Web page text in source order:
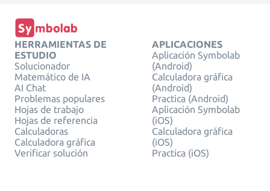
HERRAMIENTAS DE
ESTUDIO
Solucionador
Matemático de IA
AI Chat
Problemas populares
Hojas de trabajo
Hojas de referencia
Calculadoras
Calculadora gráfica
Verificar solución
APLICACIONES
Aplicación Symbolab
(Android)
Calculadora gráfica
(Android)
Practica (Android)
Aplicación Symbolab
(iOS)
Calculadora gráfica
(iOS)
Practica (iOS)